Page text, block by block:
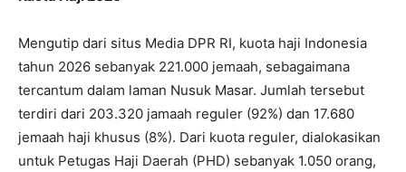
Mengutip dari situs Media DPR RI, kuota haji Indonesia
tahun 2026 sebanyak 221.000 jemaah, sebagaimana
tercantum dalam laman Nusuk Masar. Jumlah tersebut
terdiri dari 203.320 jamaah reguler (92%) dan 17.680
jemaah haji khusus (8%). Dari kuota reguler, dialokasikan
untuk Petugas Haji Daerah (PHD) sebanyak 1.050 orang,